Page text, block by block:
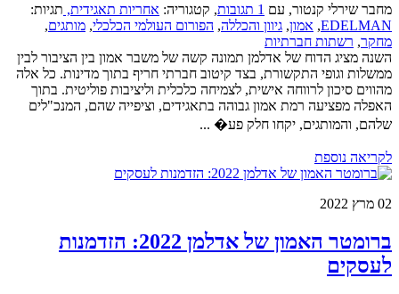
מחבר שירלי קנטור, עם 1 תגובות , קטגוריה: אחריות תאגידית, תגיות:
EDELMAN
, אמון, גיוון והכללה, הפורום העולמי הכלכלי, מותגים,
מחקר, רשתות חברתיות
השנה מציג הדוח של אדלמן תמונה קשה של משבר אמון בין הציבור לבין
ממשלות וגופי התקשורת, בצד קיטוב חברתי חריף בתוך מדינות. כל אלה
מהווים סיכון לרווחה אישית, לצמיחה כלכלית וליציבות פוליטית. בתוך
האפלה מפציעה רמת אמון גבוהה בתאגידים, וציפייה שהם, המנכ"לים
שלהם, והמותגים, יקחו חלק פע� ...
לקריאה נוספת
02 מרץ 2022
ברומטר האמון של אדלמן 2022: הזדמנות
לעסקים